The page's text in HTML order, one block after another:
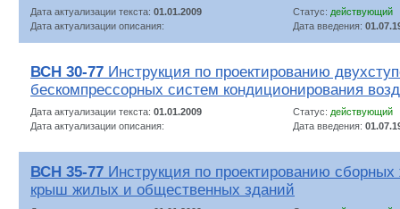
Дата актуализации текста: 01.01.2009 Статус: действующий
Дата актуализации описания:
Дата введения:
ВСН 30-77 Инструкция по проектированию
бескомпрессорных систем кондиционирования
Дата актуализации текста: 01.01.2009 Статус: действующий
Дата актуализации описания:
Дата введения:
ВСН 35-77 Инструкция по проектированию сборных
крыш жилых и общественных зданий